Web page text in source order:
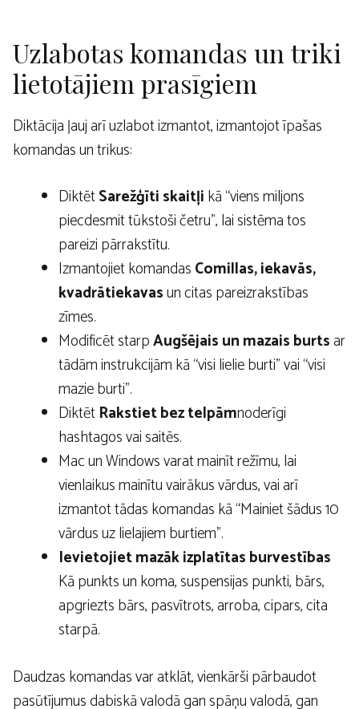
Uzlabotas komandas un triki
lietotājiem prasīgiem
Diktācija ļauj arī uzlabot izmantot, izmantojot īpašas
komandas un trikus:
DiktētSarežģīti skaitļikā “viens miljons
piecdesmit tūkstoši četru”, lai sistēma tos
pareizi pārrakstītu.
Izmantojiet komandasComillas, iekavās,
kvadrātiekavasun citas pareizrakstības
zīmes.
Modificēt starpAugšējais un mazais burtsar
tādām instrukcijām kā “visi lielie burti” vai “visi
mazie burti”.
DiktētRakstiet bez telpāmnoderīgi
hashtagos vai saitēs.
Mac un Windows varat mainīt režīmu, lai
vienlaikus mainītu vairākus vārdus, vai arī
izmantot tādas komandas kā “Mainiet šādus 10
vārdus uz lielajiem burtiem”.
Ievietojiet mazāk izplatītas burvestības
Kā punkts un koma, suspensijas punkti, bārs,
apgriezts bārs, pasvītrots, arroba, cipars, cita
starpā.
Daudzas komandas var atklāt, vienkārši pārbaudot
pasūtījumus dabiskā valodā gan spāņu valodā, gan